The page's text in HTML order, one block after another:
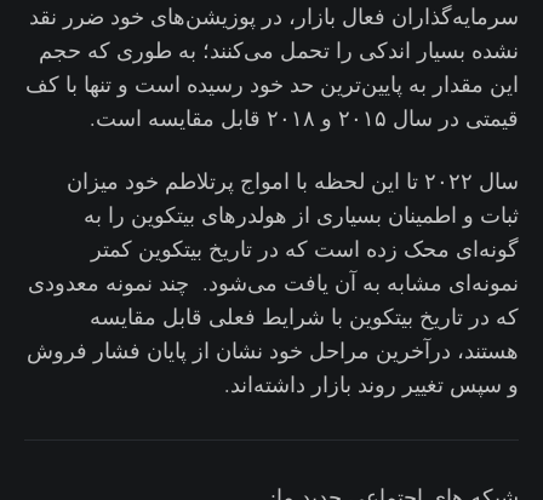
سرمایه‌گذاران فعال بازار، در پوزیشن‌های خود ضرر نقد
نشده بسیار اندکی را تحمل می‌کنند؛ به طوری که حجم
این مقدار به پایین‌ترین حد خود رسیده است و تنها با کف
قیمتی در سال ۲۰۱۵ و ۲۰۱۸ قابل مقایسه است.
سال ۲۰۲۲ تا این لحظه با امواج پرتلاطم خود میزان
ثبات و اطمینان بسیاری از هولدرهای بیتکوین را به
گونه‌ای محک زده است که در تاریخ بیتکوین کمتر
نمونه‌ای مشابه به آن یافت می‌شود. چند نمونه‌‌ معدودی
که در تاریخ بیتکوین با شرایط فعلی قابل مقایسه
هستند، درآخرین مراحل خود نشان از پایان فشار فروش
و سپس تغییر روند بازار داشته‌اند.